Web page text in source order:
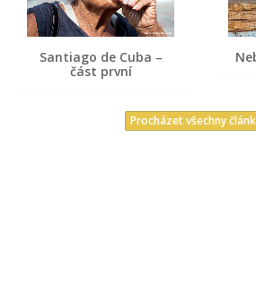
Santiago de Cuba –
část první
Procházet všechny